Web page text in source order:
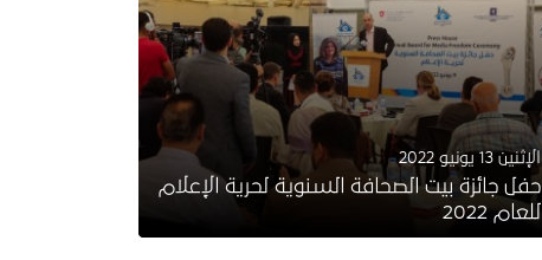
الإثنين 13 يونيو 2022
حفل جائزة بيت الصحافة السنوية لحرية الإعلام
للعام 2022